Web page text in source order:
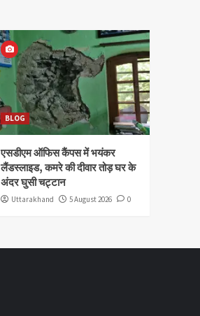
BLOG
एसडीएम ऑफिस कैंपस में भयंकर
लैंडस्लाइड, कमरे की दीवार तोड़ घर के
अंदर घुसी चट्टान
Uttarakhand 5 August 2026 0